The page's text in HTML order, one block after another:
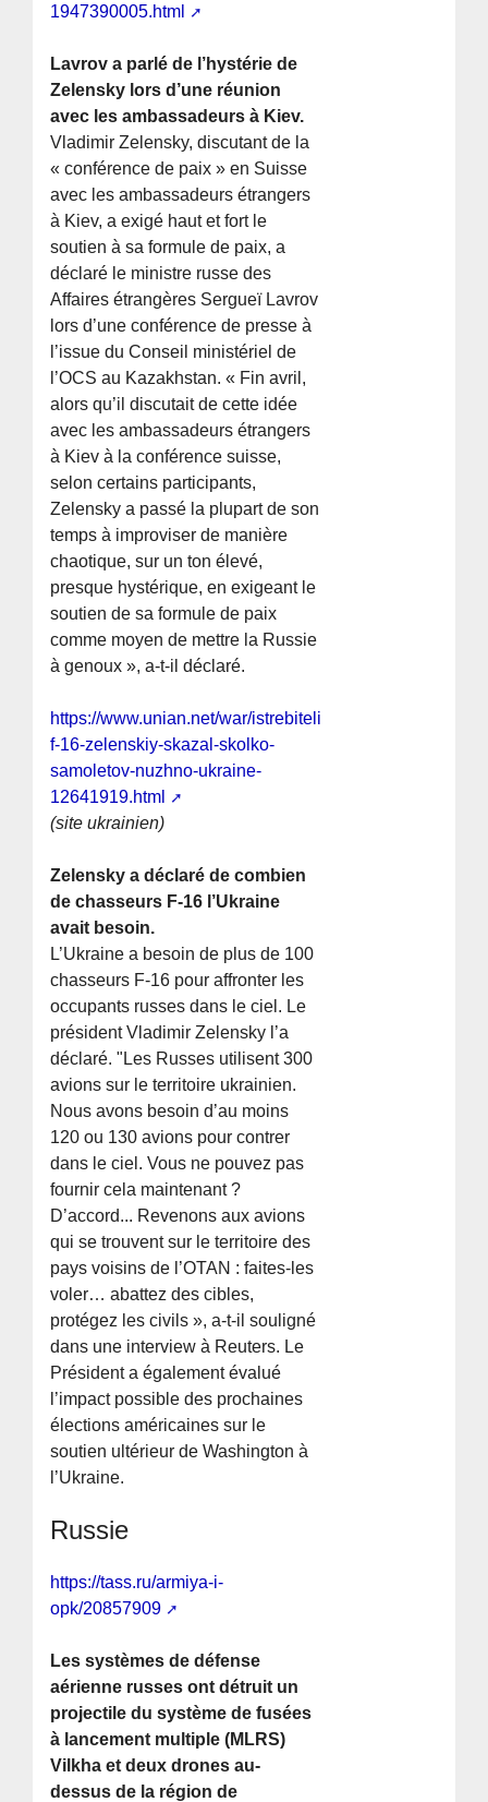
1947390005.html
Lavrov a parlé de l’hystérie de
Zelensky lors d’une réunion
avec les ambassadeurs à Kiev.
Vladimir Zelensky, discutant de la
« conférence de paix » en Suisse
avec les ambassadeurs étrangers
à Kiev, a exigé haut et fort le
soutien à sa formule de paix, a
déclaré le ministre russe des
Affaires étrangères Sergueï Lavrov
lors d’une conférence de presse à
l’issue du Conseil ministériel de
l’OCS au Kazakhstan. « Fin avril,
alors qu’il discutait de cette idée
avec les ambassadeurs étrangers
à Kiev à la conférence suisse,
selon certains participants,
Zelensky a passé la plupart de son
temps à improviser de manière
chaotique, sur un ton élevé,
presque hystérique, en exigeant le
soutien de sa formule de paix
comme moyen de mettre la Russie
à genoux », a-t-il déclaré.
https://www.unian.net/war/istrebiteli-
f-16-zelenskiy-skazal-skolko-
samoletov-nuzhno-ukraine-
12641919.html
(site ukrainien)
Zelensky a déclaré de combien
de chasseurs F-16 l’Ukraine
avait besoin.
L’Ukraine a besoin de plus de 100
chasseurs F-16 pour affronter les
occupants russes dans le ciel. Le
président Vladimir Zelensky l’a
déclaré. "Les Russes utilisent 300
avions sur le territoire ukrainien.
Nous avons besoin d’au moins
120 ou 130 avions pour contrer
dans le ciel. Vous ne pouvez pas
fournir cela maintenant ?
D’accord... Revenons aux avions
qui se trouvent sur le territoire des
pays voisins de l’OTAN : faites-les
voler… abattez des cibles,
protégez les civils », a-t-il souligné
dans une interview à Reuters. Le
Président a également évalué
l’impact possible des prochaines
élections américaines sur le
soutien ultérieur de Washington à
l’Ukraine.
Russie
https://tass.ru/armiya-i-
opk/20857909
Les systèmes de défense
aérienne russes ont détruit un
projectile du système de fusées
à lancement multiple (MLRS)
Vilkha et deux drones au-
dessus de la région de